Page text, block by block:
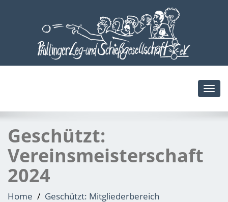
Geschützt:
Vereinsmeisterschaft
2024
Home
Geschützt: Mitgliederbereich